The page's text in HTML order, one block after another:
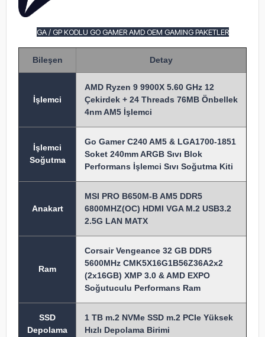
GA / GP KODLU GO GAMER AMD OEM GAMING PAKETLER
Bileşen Detay
İşlemci
AMD Ryzen 9 9900X 5.60 GHz 12
Çekirdek + 24 Threads 76MB Önbellek
4nm AM5 İşlemci
İşlemci
Soğutma
Go Gamer C240 AM5 & LGA1700-1851
Soket 240mm ARGB Sıvı Blok
Performans İşlemci Sıvı Soğutma Kiti
Anakart
MSI PRO B650M-B AM5 DDR5
6800MHZ(OC) HDMI VGA M.2 USB3.2
2.5G LAN MATX
Ram
Corsair Vengeance 32 GB DDR5
5600MHz CMK5X16G1B56Z36A2x2
(2x16GB) XMP 3.0 & AMD EXPO
Soğutuculu Performans Ram
SSD
Depolama
1 TB m.2 NVMe SSD m.2 PCIe Yüksek
Hızlı Depolama Birimi